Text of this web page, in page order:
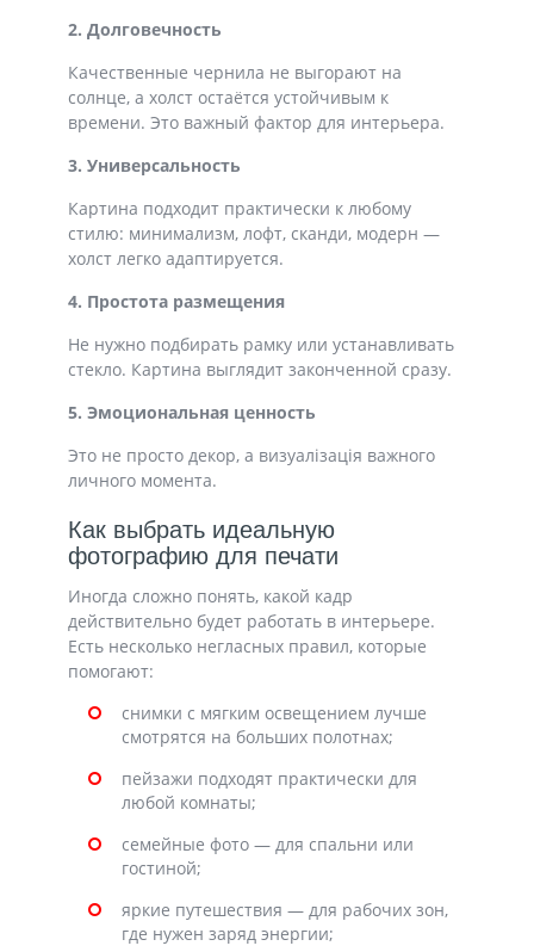
2. Долговечность
Качественные чернила не выгорают на
солнце, а холст остаётся устойчивым к
времени. Это важный фактор для интерьера.
3. Универсальность
Картина подходит практически к любому
стилю: минимализм, лофт, сканди, модерн —
холст легко адаптируется.
4. Простота размещения
Не нужно подбирать рамку или устанавливать
стекло. Картина выглядит законченной сразу.
5. Эмоциональная ценность
Это не просто декор, а визуалізація важного
личного момента.
Как выбрать идеальную
фотографию для печати
Иногда сложно понять, какой кадр
действительно будет работать в интерьере.
Есть несколько негласных правил, которые
помогают:
снимки с мягким освещением лучше
смотрятся на больших полотнах;
пейзажи подходят практически для
любой комнаты;
семейные фото — для спальни или
гостиной;
яркие путешествия — для рабочих зон,
где нужен заряд энергии;